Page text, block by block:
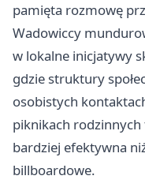
pamięta rozmowę
Wadowiccy
w lokalne inicjatywy
gdzie struktury
osobistych
piknikach
bardziej efektywna
billboardowe.